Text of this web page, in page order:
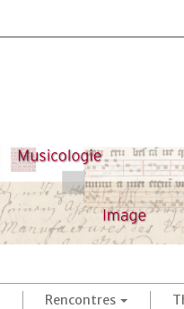
Rencontres